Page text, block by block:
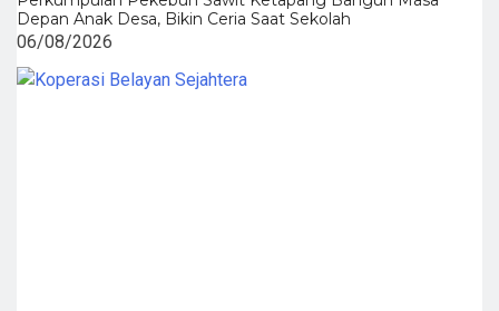
Depan Anak Desa, Bikin Ceria Saat Sekolah
06/08/2026